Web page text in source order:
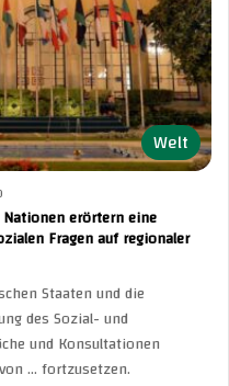
Welt
erörtern eine
Fragen auf regionaler
Staaten und die
des Sozial- und
und Konsultationen
… fortzusetzen.